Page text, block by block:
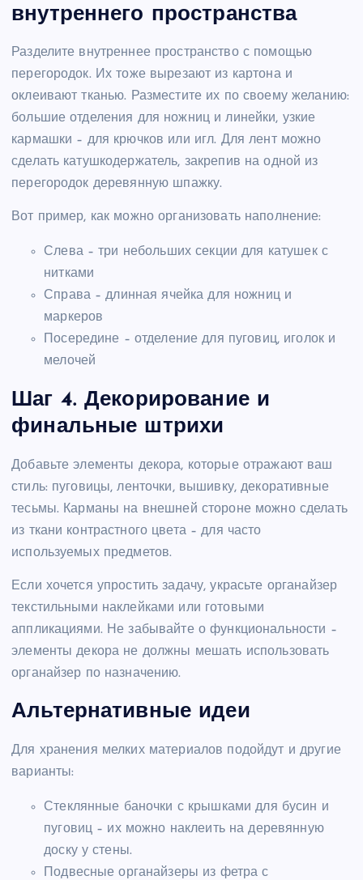
внутреннего пространства
Разделите внутреннее пространство с помощью
перегородок. Их тоже вырезают из картона и
оклеивают тканью. Разместите их по своему желанию:
большие отделения для ножниц и линейки, узкие
кармашки – для крючков или игл. Для лент можно
сделать катушкодержатель, закрепив на одной из
перегородок деревянную шпажку.
Вот пример, как можно организовать наполнение:
Слева – три небольших секции для катушек с
нитками
Справа – длинная ячейка для ножниц и
маркеров
Посередине – отделение для пуговиц, иголок и
мелочей
Шаг 4. Декорирование и
финальные штрихи
Добавьте элементы декора, которые отражают ваш
стиль: пуговицы, ленточки, вышивку, декоративные
тесьмы. Карманы на внешней стороне можно сделать
из ткани контрастного цвета – для часто
используемых предметов.
Если хочется упростить задачу, украсьте органайзер
текстильными наклейками или готовыми
аппликациями. Не забывайте о функциональности –
элементы декора не должны мешать использовать
органайзер по назначению.
Альтернативные идеи
Для хранения мелких материалов подойдут и другие
варианты:
Стеклянные баночки с крышками для бусин и
пуговиц – их можно наклеить на деревянную
доску у стены.
Подвесные органайзеры из фетра с